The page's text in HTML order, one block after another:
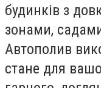
будинків з
зонами,
Автополив
стане для